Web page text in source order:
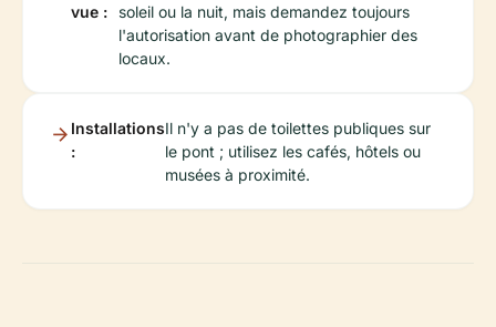
vue :
soleil ou la nuit, mais demandez toujours
l'autorisation avant de photographier des
locaux.
Installations
:
Il n'y a pas de toilettes publiques sur
le pont ; utilisez les cafés, hôtels ou
musées à proximité.